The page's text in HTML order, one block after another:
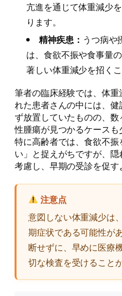
亢進を通じて体重減少
ります。
精神疾患： うつ病や
は、食欲不振や食事量
著しい体重減少を招くこ
筆者の臨床経験では、体重
れた患者さんの中には、
ず放置していたものの、
性腫瘍が見つかるケースも
特に高齢者では、食欲不
い」と捉えがちですが、
考慮し、早期の受診を促す
注意点
意図しない体重減少は
期症状である可能性が
断せずに、早めに医療
切な検査を受けること